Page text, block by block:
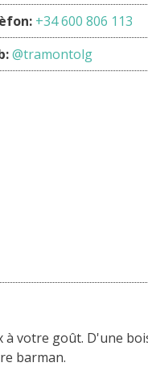
+34 600 806 113
@tramontolg
à votre goût. D'une
barman.